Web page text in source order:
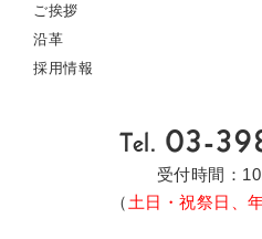
ご挨拶
沿革
採用情報
受付時間：
（ 土日・祝祭日、